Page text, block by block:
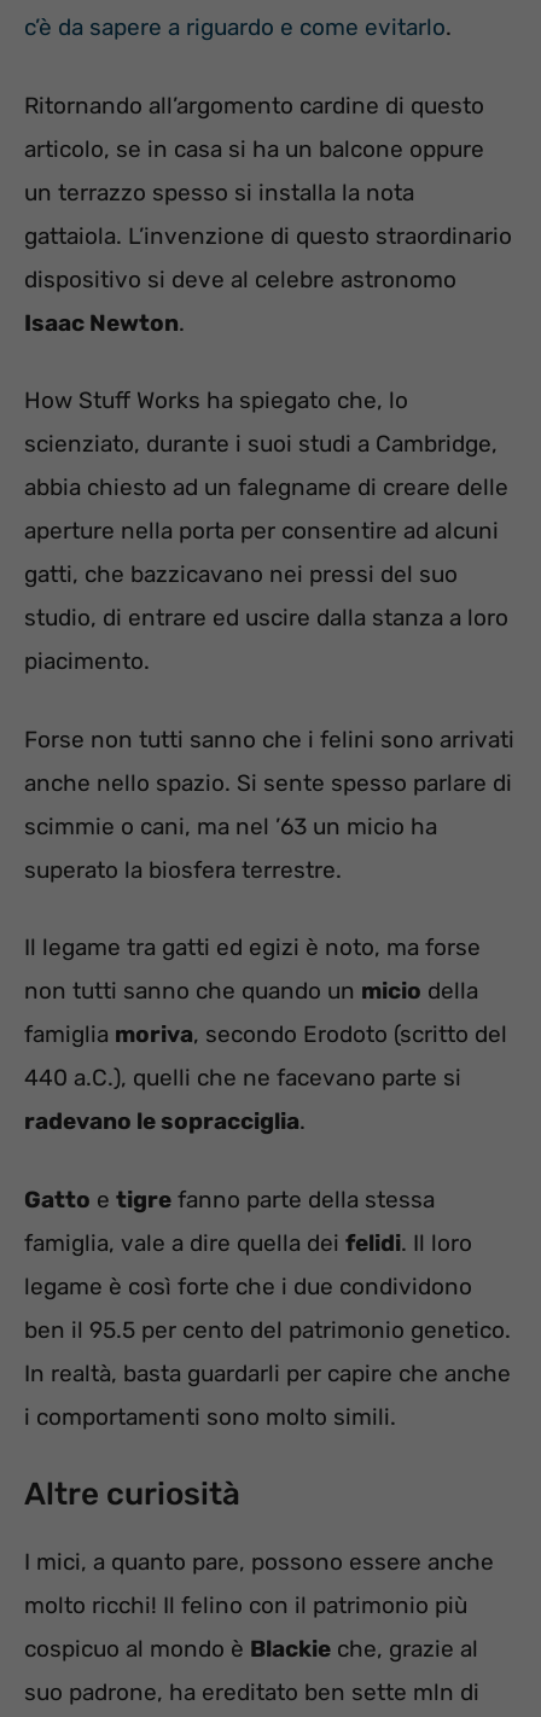
c’è da sapere a riguardo e come evitarlo.
Ritornando all’argomento cardine di questo
articolo, se in casa si ha un balcone oppure
un terrazzo spesso si installa la nota
gattaiola. L’invenzione di questo straordinario
dispositivo si deve al celebre astronomo
Isaac Newton.
How Stuff Works ha spiegato che, lo
scienziato, durante i suoi studi a Cambridge,
abbia chiesto ad un falegname di creare delle
aperture nella porta per consentire ad alcuni
gatti, che bazzicavano nei pressi del suo
studio, di entrare ed uscire dalla stanza a loro
piacimento.
Forse non tutti sanno che i felini sono arrivati
anche nello spazio. Si sente spesso parlare di
scimmie o cani, ma nel ’63 un micio ha
superato la biosfera terrestre.
Il legame tra gatti ed egizi è noto, ma forse
non tutti sanno che quando un micio della
famiglia moriva, secondo Erodoto (scritto del
440 a.C.), quelli che ne facevano parte si
radevano le sopracciglia.
Gatto e tigre fanno parte della stessa
famiglia, vale a dire quella dei felidi. Il loro
legame è così forte che i due condividono
ben il 95.5 per cento del patrimonio genetico.
In realtà, basta guardarli per capire che anche
i comportamenti sono molto simili.
Altre curiosità
I mici, a quanto pare, possono essere anche
molto ricchi! Il felino con il patrimonio più
cospicuo al mondo è Blackie che, grazie al
suo padrone, ha ereditato ben sette mln di